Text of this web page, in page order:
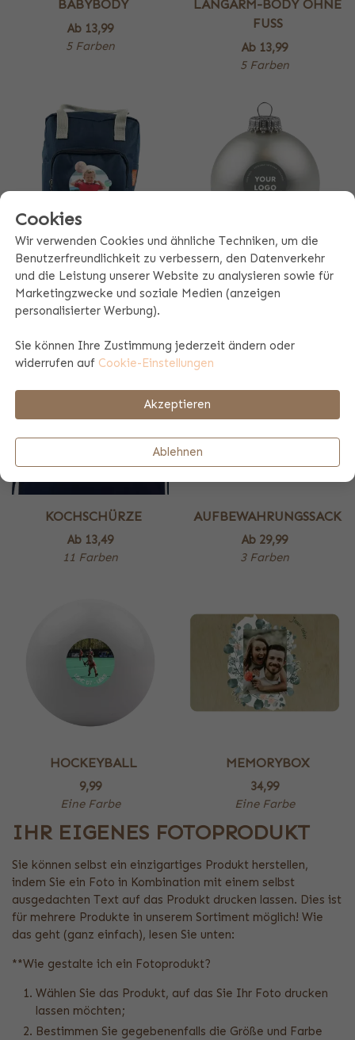
BABYBODY
Ab 13,99
5 Farben
LANGARM-BODY OHNE
FUSS
Ab 13,99
5 Farben
RUCKSACK CLASSIC
Ab29,99
5 Farben
WEIHNACHTSKUGEL
8,99
KOCHSCHÜRZE
Ab 13,49
11 Farben
AUFBEWAHRUNGSSACK
Ab 29,99
3 Farben
HOCKEYBALL
9,99
Eine Farbe
MEMORYBOX
34,99
Eine Farbe
IHR EIGENES FOTOPRODUKT
Sie können selbst ein einzigartiges Produkt herstellen,
indem Sie ein Foto in Kombination mit einem selbst
ausgedachten Text auf das Produkt drucken lassen. Dies ist
für mehrere Produkte in unserem Sortiment möglich! Wie
das geht (ganz einfach), lesen Sie unten:
**Wie gestalte ich ein Fotoprodukt?
Wählen Sie das Produkt, auf das Sie Ihr Foto drucken
lassen möchten;
Bestimmen Sie gegebenenfalls die Größe und Farbe
Cookies
Wir verwenden Cookies und ähnliche Techniken, um die
Benutzerfreundlichkeit zu verbessern, den Datenverkehr
und die Leistung unserer Website zu analysieren sowie für
Marketingzwecke und soziale Medien (anzeigen
personalisierter Werbung).
Sie können Ihre Zustimmung jederzeit ändern oder
widerrufen auf Cookie-Einstellungen
Akzeptieren
Ablehnen